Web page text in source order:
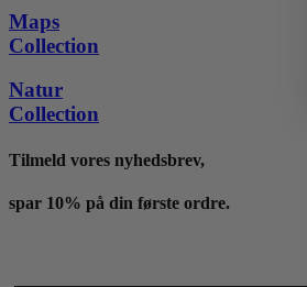
Maps
Collection
Natur
Collection
Tilmeld vores nyhedsbrev,
spar 10% på din første ordre.